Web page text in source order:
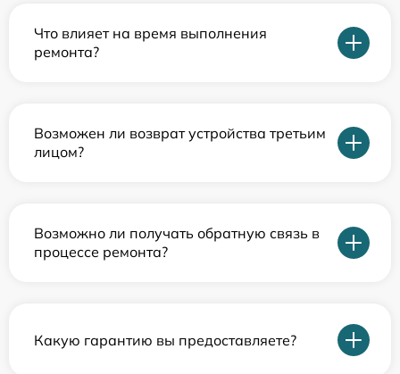
Что влияет на время выполнения
ремонта?
Возможен ли возврат устройства третьим
лицом?
Возможно ли получать обратную связь в
процессе ремонта?
Какую гарантию вы предоставляете?